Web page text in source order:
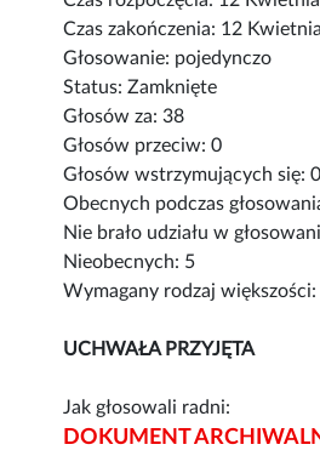
Czas zakończenia: 12
Głosowanie: pojedynczo
Status: Zamknięte
Głosów za: 38
Głosów przeciw: 0
Głosów wstrzymujących się: 0
Obecnych podczas
Nie brało udziału w
Nieobecnych: 5
Wymagany rodzaj
UCHWAŁA PRZYJĘTA
Jak głosowali radni:
DOKUMENT